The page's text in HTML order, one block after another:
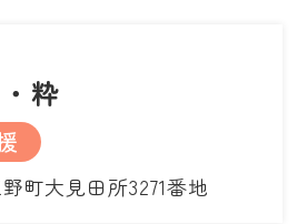
粋
町大見田所3271番地